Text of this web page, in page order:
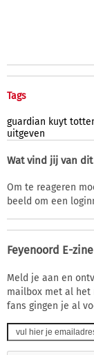
Tags
guardian kuyt
uitgeven
Wat vind jij van
Om te reageren
beeld om een
Feyenoord E-zine
Meld je aan en
mailbox met al het
fans gingen je al